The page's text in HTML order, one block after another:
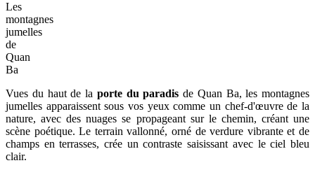
Les
montagnes
jumelles
de
Quan
Ba
Vues du haut de la porte du paradis de Quan Ba, les montagnes
jumelles apparaissent sous vos yeux comme un chef-d'œuvre de la
nature, avec des nuages ​​​​se propageant sur le chemin, créant une
scène poétique. Le terrain vallonné, orné de verdure vibrante et de
champs en terrasses, crée un contraste saisissant avec le ciel bleu
clair.